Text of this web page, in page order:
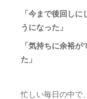
「今まで後回し
うになった」
「気持ちに余裕
た」
忙しい毎日の中で、